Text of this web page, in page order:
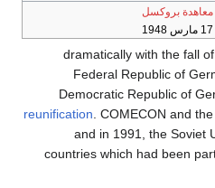
بروكسل
dramatically with the
Federal Republic of
Democratic Republic of
reunification. COMECON and
and in 1991, the
countries which had been